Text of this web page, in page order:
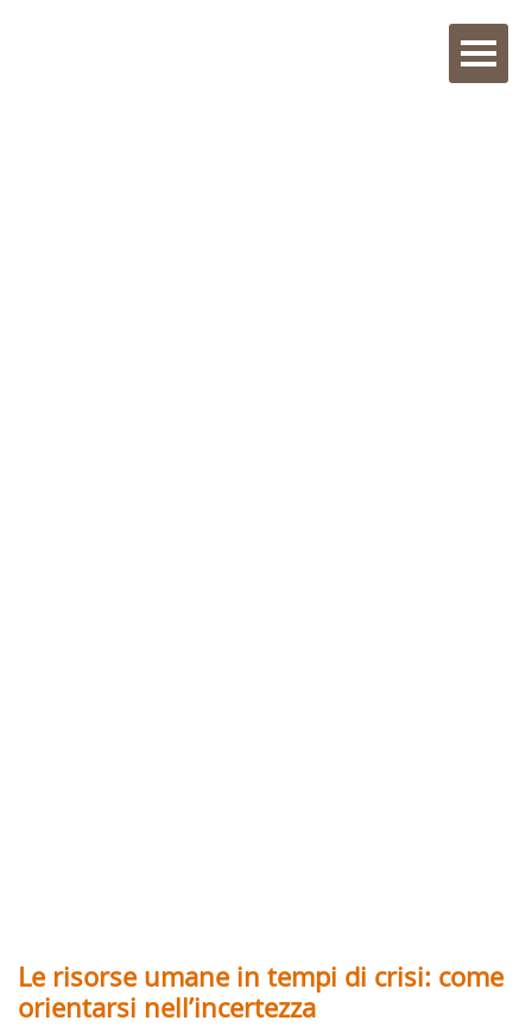
Le risorse umane in tempi di crisi: come
orientarsi nell’incertezza